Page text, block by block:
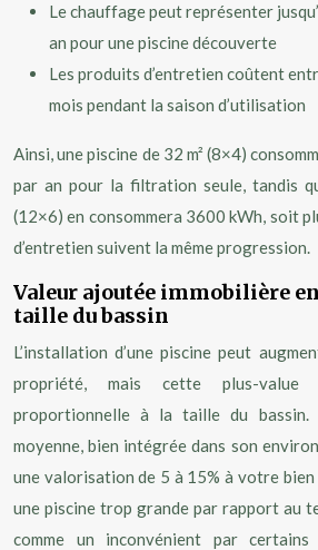
Le chauffage peut représenter
an pour une piscine découverte
Les produits d’entretien coûtent
mois pendant la saison d’utilisation
Ainsi, une piscine de 32 m² (8×4)
par an pour la filtration seule, tandis
(12×6) en consommera 3600 kWh, soit
d’entretien suivent la même progression.
Valeur ajoutée immobilière
taille du bassin
L’installation d’une piscine peut
propriété, mais cette plus-value
proportionnelle à la taille du bassin.
moyenne, bien intégrée dans son
une valorisation de 5 à 15% à votre bien
une piscine trop grande par rapport au
comme un inconvénient par certains